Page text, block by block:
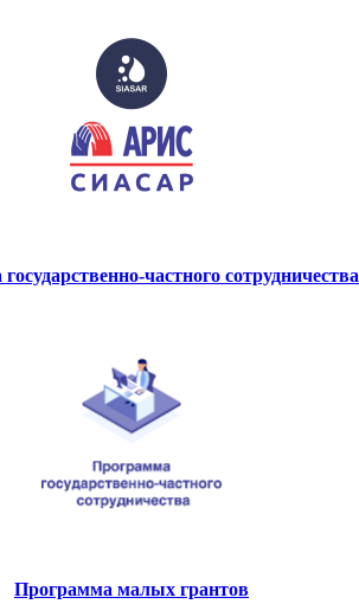
частного сотрудничества
Программа малых грантов